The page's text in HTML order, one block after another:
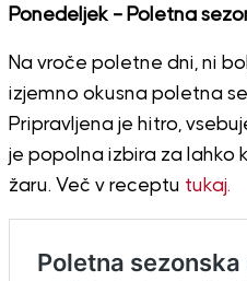
Ponedeljek – Poletna
Na vroče poletne dni, ni
izjemno okusna poletna
Pripravljena je hitro,
je popolna izbira za lahko
žaru. Več v receptu tukaj.